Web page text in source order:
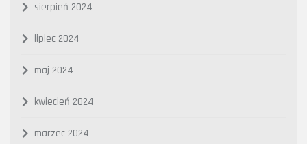
sierpień 2024
lipiec 2024
maj 2024
kwiecień 2024
marzec 2024